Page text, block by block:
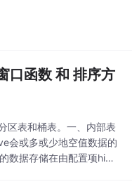
为基函数（径向基函数(r
口函数 和 排序方
区表和桶表。一、内部表
会或多或少地空值数据的
数据存储在由配置项hiv